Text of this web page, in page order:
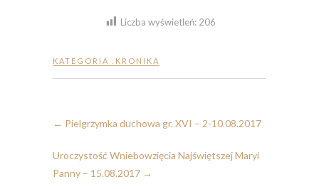
Liczba wyświetleń: 206
KATEGORIA : KRONIKA
← Pielgrzymka duchowa gr. XVI – 2-10.08.2017
Uroczystość Wniebowzięcia Najświętszej Maryi
Panny – 15.08.2017 →